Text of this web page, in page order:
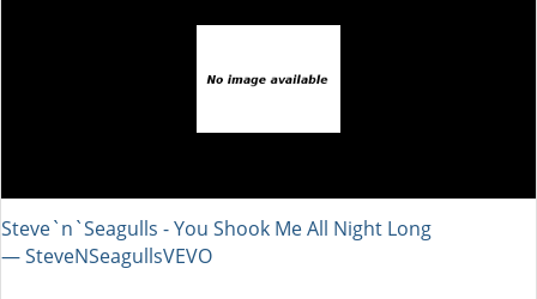
Steve`n`Seagulls - You Shook Me All Night Long
― SteveNSeagullsVEVO